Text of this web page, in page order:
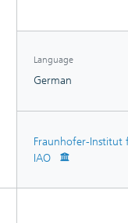
Language
German
Fraunhofer-Institut
IAO